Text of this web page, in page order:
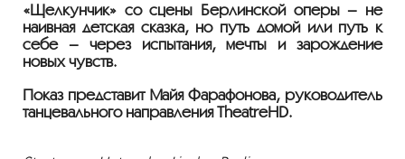
«Щелкунчик» со сцены Берлинской оперы – не
наивная детская сказка, но путь домой или путь к
себе – через испытания, мечты и зарождение
новых чувств.
Показ представит Майя Фарафонова, руководитель
танцевального направления TheatreHD.